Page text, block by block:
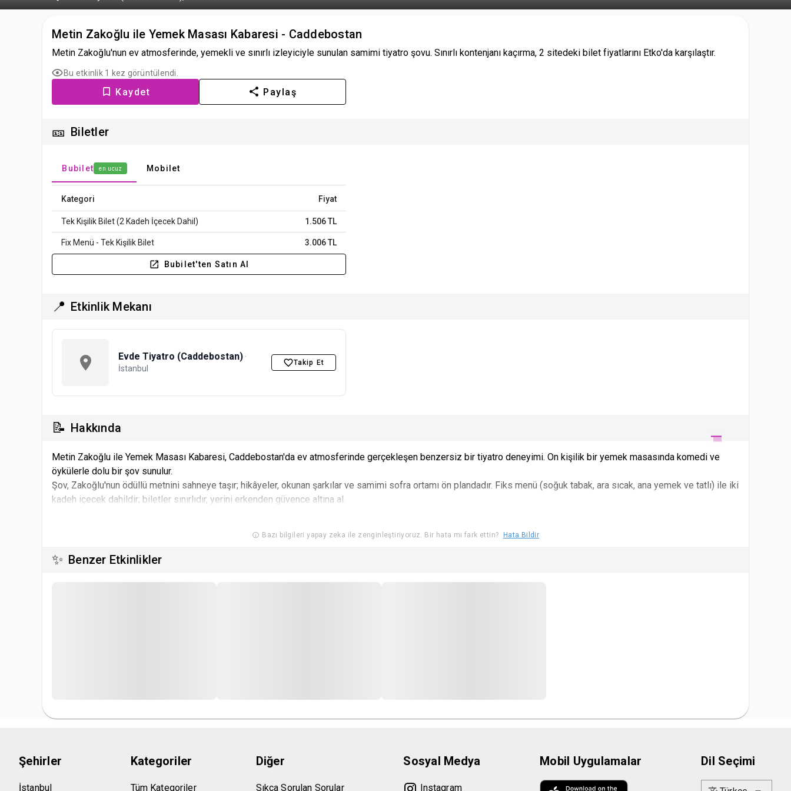
Metin Zakoğlu ile Yemek Masası Kabaresi - Caddebostan
Metin Zakoğlu'nun ev atmosferinde, yemekli ve sınırlı izleyiciyle sunulan samimi tiyatro şovu. Sınırlı kontenjanı kaçırma, 2 sitedeki bilet fiyatlarını Etko'da karşılaştır.
Bu etkinlik 1 kez görüntülendi.
Kaydet Paylaş
🎫 Biletler
Bubilet en ucuz Mobilet
Kategori Fiyat
Tek Kişilik Bilet (2 Kadeh İçecek Dahil) 1.506 TL
Fix Menü - Tek Kişilik Bilet 3.006 TL
Bubilet'ten Satın Al
📍 Etkinlik Mekanı
Evde Tiyatro (Caddebostan) ·
İstanbul
Takip Et
📝 Hakkında
Metin Zakoğlu ile Yemek Masası Kabaresi, Caddebostan'da ev atmosferinde gerçekleşen benzersiz bir tiyatro deneyimi. On kişilik bir yemek masasında komedi ve
öykülerle dolu bir şov sunulur.
Şov, Zakoğlu'nun ödüllü metnini sahneye taşır; hikâyeler, okunan şarkılar ve samimi sofra ortamı ön plandadır. Fiks menü (soğuk tabak, ara sıcak, ana yemek ve tatlı) ile iki
kadeh içecek dahildir; biletler sınırlıdır, yerini erkenden güvence altına al.
Bazı bilgileri yapay zeka ile zenginleştiriyoruz. Bir hata mı fark ettin? Hata Bildir
✨ Benzer Etkinlikler
Şehirler
İstanbul
Kategoriler
Tüm Kategoriler
Diğer
Sıkça Sorulan Sorular
Sosyal Medya
Instagram
Mobil Uygulamalar Dil Seçimi